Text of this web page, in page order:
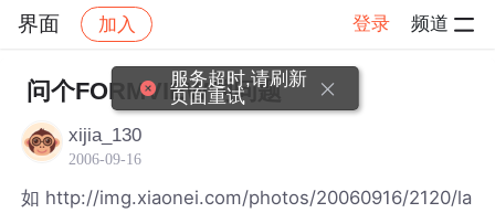
界面 加入 登录 频道
社区 界面 帖子详情
问个FORMVIEW的问题
xijia_130
2006-09-16
如 http://img.xiaonei.com/photos/20060916/2120/la
服务超时,请刷新
页面重试